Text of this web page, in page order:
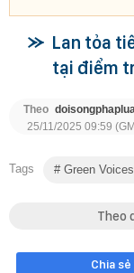
Lan tỏa
tại điểm
Theo
25/11/2025 09:59
Tags Green
Theo
Chia sẻ